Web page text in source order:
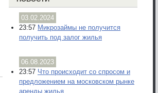
03.02.2024
23:57 Микрозаймы не получится
получить под залог жилья
06.08.2023
23:57 Что происходит со спросом и
предложением на московском рынке
аренды жилья